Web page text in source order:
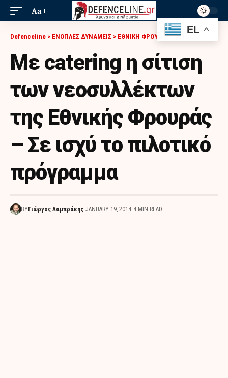
Aa
Defenceline > ΕΝΟΠΛΕΣ ΔΥΝΑΜΕΙΣ > ΕΘΝΙΚΗ ΦΡΟΥΡΑ>ΜΕ CATERING Η ΣΊΤΙΣΗ ΤΩΝ ΝΕΟΣΥΛΛΈΚΤΩΝ ΤΗΣ ΕΘΝΙΚΉΣ ΦΡΟΥΡΆΣ – ΣΕ ΙΣΧΎ ΤΟ ΠΙΛΟΤΙΚΌ ΠΡΌΓΡΑΜΜΑ
Με catering η σίτιση
των νεοσυλλέκτων
της Εθνικής Φρουράς
– Σε ισχύ το πιλοτικό
πρόγραμμα
BY Γιώργος Λαμπράκης JANUARY 19, 2014 4 MIN READ
EL